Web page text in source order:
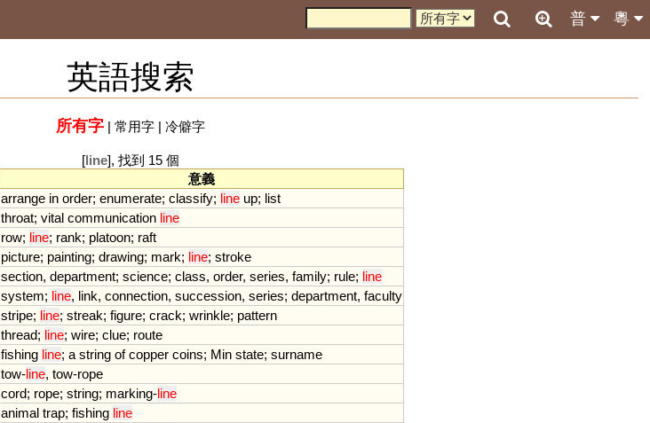
粵
普
英語搜索
所有字| 常用字| 冷僻字
[line], 找到 15 個
意義
arrange in order; enumerate; classify; line up; list
throat; vital communication line
row; line; rank; platoon; raft
picture; painting; drawing; mark; line; stroke
section, department; science; class, order, series, family; rule; line
system; line, link, connection, succession, series; department, faculty
stripe; line; streak; figure; crack; wrinkle; pattern
thread; line; wire; clue; route
fishing line; a string of copper coins; Min state; surname
tow-line, tow-rope
cord; rope; string; marking-line
animal trap; fishing line